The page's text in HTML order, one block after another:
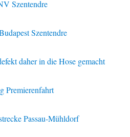
Szentendre
Szentendre
daher in die Hose gemacht
Premierenfahrt
Passau-Mühldorf